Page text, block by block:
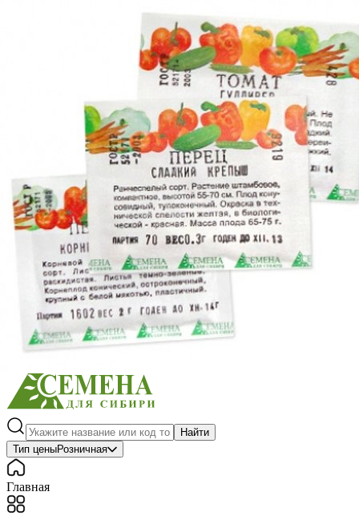
Заказать обратный звонок
Газонные травы, сидераты
Горшки, рассадники, аксессуары
Посадочный материал
Садовый инструмент, инвентарь
Консервирование
Средства защиты, удобрения, добавки, химия
Обустройство сада, декор
Найти
Тип ценыРозничная
Главная